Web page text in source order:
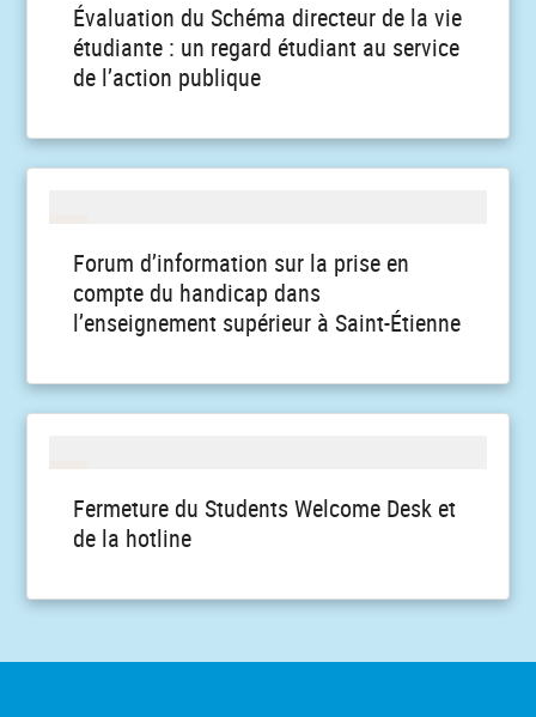
Évaluation du Schéma directeur de la vie
étudiante : un regard étudiant au service
de l’action publique
Forum d’information sur la prise en
compte du handicap dans
l’enseignement supérieur à Saint-Étienne
Fermeture du Students Welcome Desk et
de la hotline